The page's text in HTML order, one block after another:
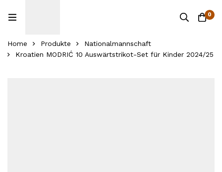
0
Home Produkte
Nationalmannschaft
Kroatien MODRIĆ 10 Auswärtstrikot-Set für Kinder 2024/25